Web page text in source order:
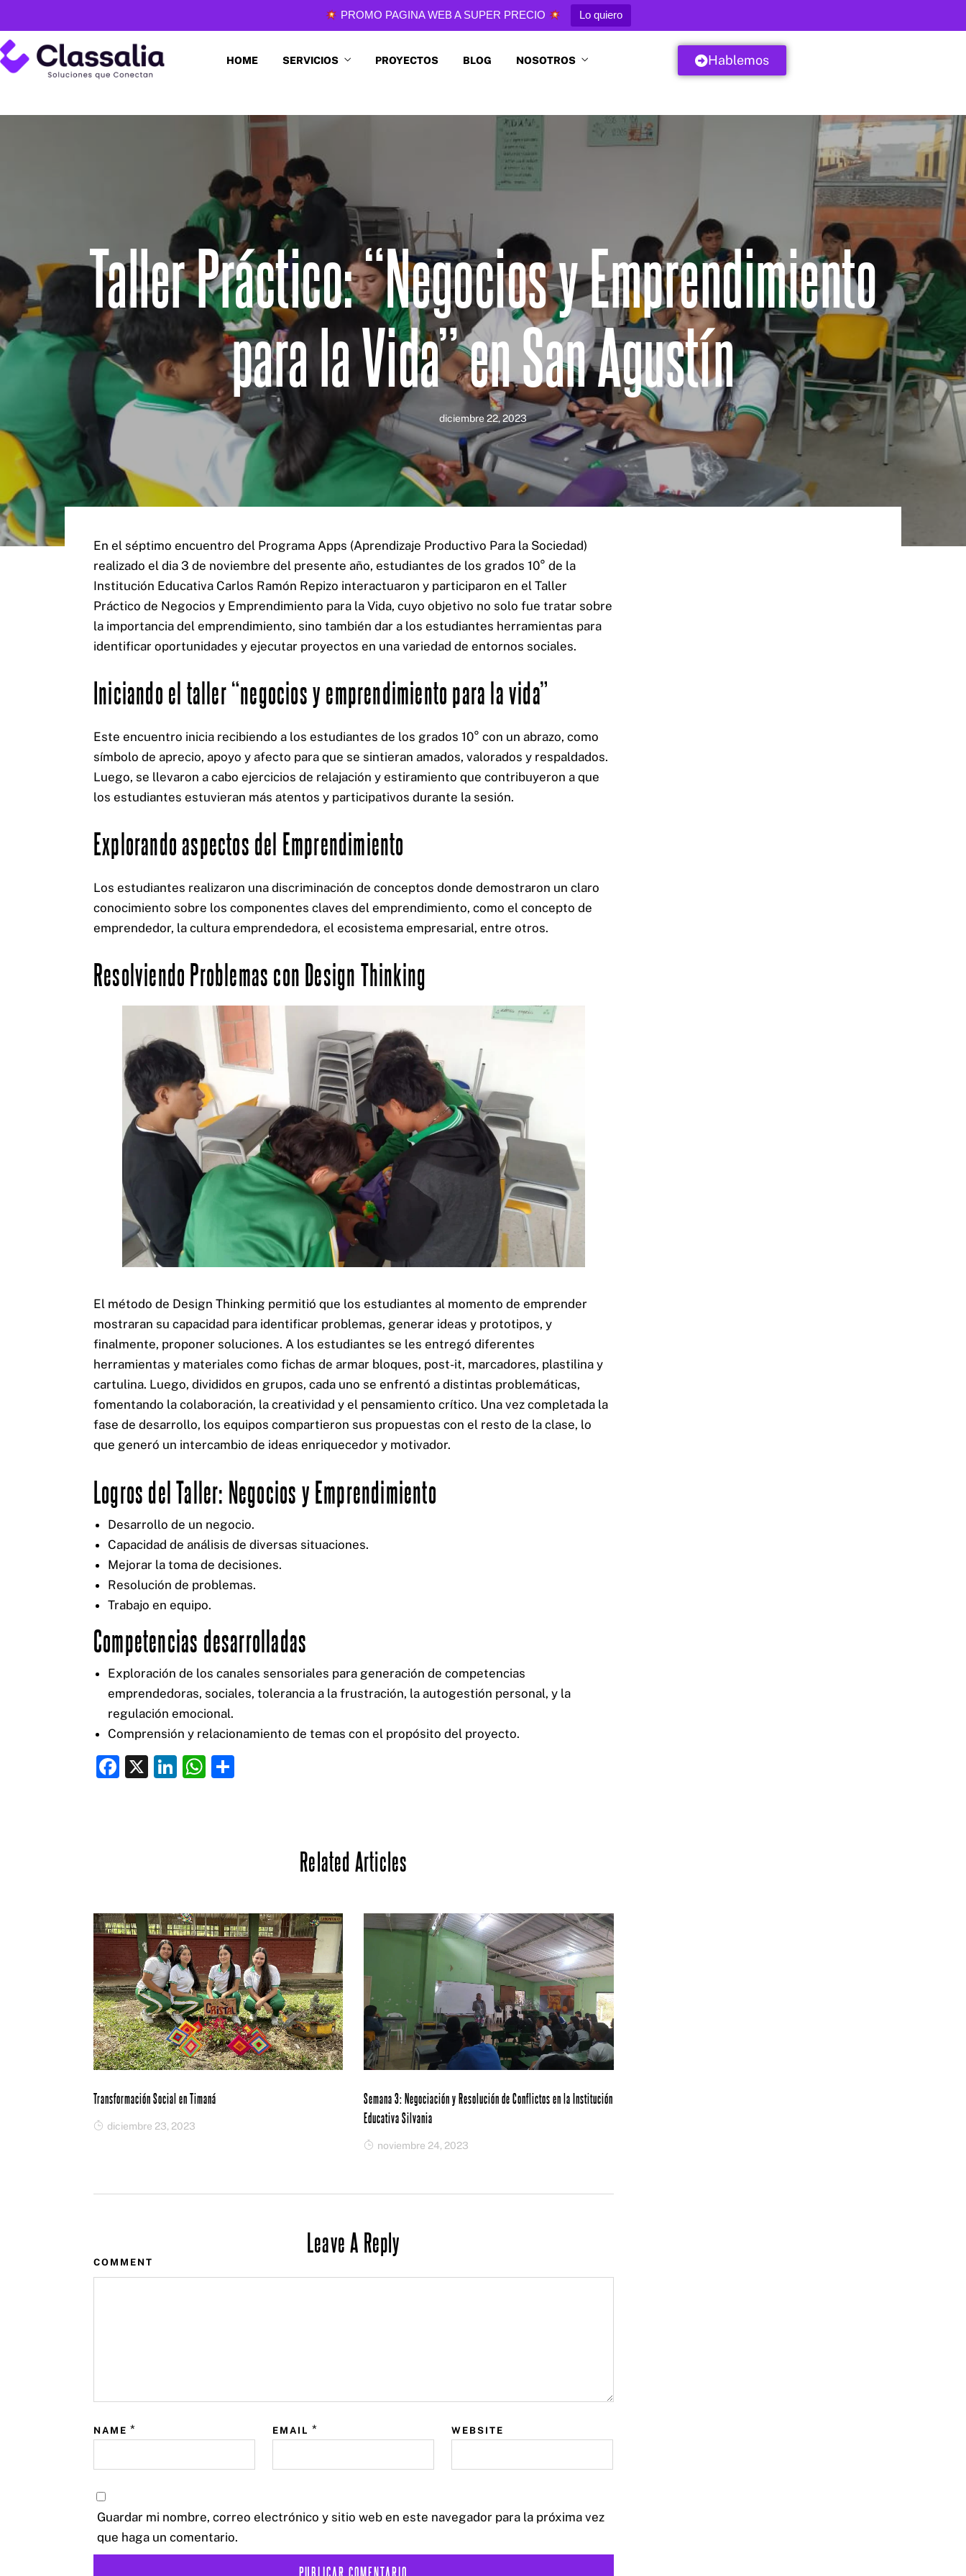
PROMO PAGINA WEB A SUPER PRECIO Lo quiero
HOME SERVICIOS PROYECTOS BLOG NOSOTROS Hablemos
Taller Práctico: “Negocios y Emprendimiento
para la Vida” en San Agustín
diciembre 22, 2023
En el séptimo encuentro del Programa Apps (Aprendizaje Productivo Para la Sociedad)
realizado el dia 3 de noviembre del presente año, estudiantes de los grados 10° de la
Institución Educativa Carlos Ramón Repizo interactuaron y participaron en el Taller
Práctico de Negocios y Emprendimiento para la Vida, cuyo objetivo no solo fue tratar sobre
la importancia del emprendimiento, sino también dar a los estudiantes herramientas para
identificar oportunidades y ejecutar proyectos en una variedad de entornos sociales.
Iniciando el taller “negocios y emprendimiento para la vida”
Este encuentro inicia recibiendo a los estudiantes de los grados 10° con un abrazo, como
símbolo de aprecio, apoyo y afecto para que se sintieran amados, valorados y respaldados.
Luego, se llevaron a cabo ejercicios de relajación y estiramiento que contribuyeron a que
los estudiantes estuvieran más atentos y participativos durante la sesión.
Explorando aspectos del Emprendimiento
Los estudiantes realizaron una discriminación de conceptos donde demostraron un claro
conocimiento sobre los componentes claves del emprendimiento, como el concepto de
emprendedor, la cultura emprendedora, el ecosistema empresarial, entre otros.
Resolviendo Problemas con Design Thinking
El método de Design Thinking permitió que los estudiantes al momento de emprender
mostraran su capacidad para identificar problemas, generar ideas y prototipos, y
finalmente, proponer soluciones. A los estudiantes se les entregó diferentes
herramientas y materiales como fichas de armar bloques, post-it, marcadores, plastilina y
cartulina. Luego, divididos en grupos, cada uno se enfrentó a distintas problemáticas,
fomentando la colaboración, la creatividad y el pensamiento crítico. Una vez completada la
fase de desarrollo, los equipos compartieron sus propuestas con el resto de la clase, lo
que generó un intercambio de ideas enriquecedor y motivador.
Logros del Taller: Negocios y Emprendimiento
Desarrollo de un negocio.
Capacidad de análisis de diversas situaciones.
Mejorar la toma de decisiones.
Resolución de problemas.
Trabajo en equipo.
Competencias desarrolladas
Exploración de los canales sensoriales para generación de competencias
emprendedoras, sociales, tolerancia a la frustración, la autogestión personal, y la
regulación emocional.
Comprensión y relacionamiento de temas con el propósito del proyecto.
F
k
X
Li W
Related Articles
Transformación Social en Timaná
diciembre 23, 2023
Semana 3: Negociación y Resolución de Conflictos en la Institución
Educativa Silvania
noviembre 24, 2023
Leave A Reply
COMMENT
NAME * EMAIL * WEBSITE
Guardar mi nombre, correo electrónico y sitio web en este navegador para la próxima vez
que haga un comentario.
Contacto
Servicios
Proyectos
Blog
Cel: +57 3184183054
Email: hi@classalia.com
NIT 901563545
CERTIFICACIONES: